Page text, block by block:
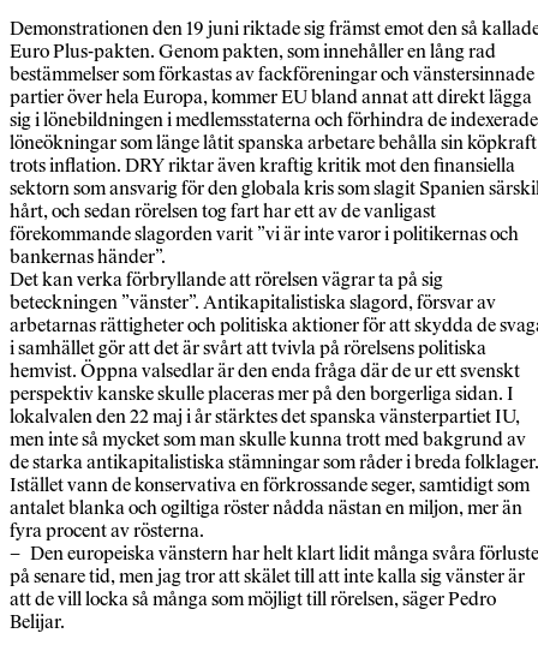
Demonstrationen den 19 juni riktade sig främst emot den så
Euro Plus-pakten. Genom pakten, som innehåller en lång rad
bestämmelser som förkastas av fackföreningar och vänstersinnade
partier över hela Europa, kommer EU bland annat att direkt lägga
sig i lönebildningen i medlemsstaterna och förhindra de indexerade
löneökningar som länge låtit spanska arbetare behålla sin köpkraft
trots inflation. DRY riktar även kraftig kritik mot den finansiella
sektorn som ansvarig för den globala kris som slagit Spanien
hårt, och sedan rörelsen tog fart har ett av de vanligast
förekommande slagorden varit ”vi är inte varor i politikernas och
bankernas händer”.
Det kan verka förbryllande att rörelsen vägrar ta på sig
beteckningen ”vänster”. Antikapitalistiska slagord, försvar av
arbetarnas rättigheter och politiska aktioner för att skydda de
i samhället gör att det är svårt att tvivla på rörelsens politiska
hemvist. Öppna valsedlar är den enda fråga där de ur ett svenskt
perspektiv kanske skulle placeras mer på den borgerliga sidan. I
lokalvalen den 22 maj i år stärktes det spanska vänsterpartiet IU,
men inte så mycket som man skulle kunna trott med bakgrund av
de starka antikapitalistiska stämningar som råder i breda folklager.
Istället vann de konservativa en förkrossande seger, samtidigt som
antalet blanka och ogiltiga röster nådda nästan en miljon, mer än
fyra procent av rösterna.
– Den europeiska vänstern har helt klart lidit många svåra
på senare tid, men jag tror att skälet till att inte kalla sig vänster är
att de vill locka så många som möjligt till rörelsen, säger Pedro
Belijar.